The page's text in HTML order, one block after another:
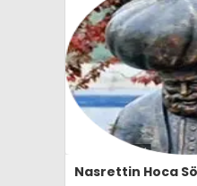
Nasrettin Hoca